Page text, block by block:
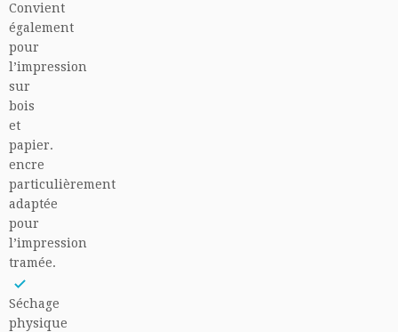
Convient
également
pour
l’impression
sur
bois
et
papier.
encre
particulièrement
adaptée
pour
l’impression
tramée.
Séchage
physique